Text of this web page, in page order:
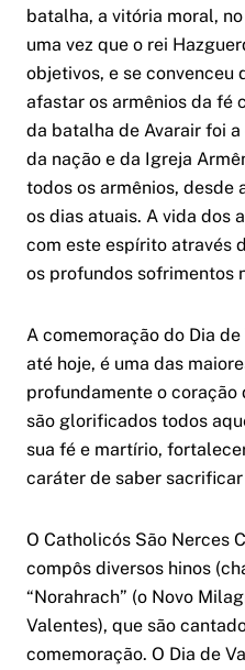
batalha, a vitória moral,
uma vez que o rei
objetivos, e se convenceu
afastar os armênios da fé
da batalha de Avarair foi
da nação e da Igreja
todos os armênios, desde
os dias atuais. A vida dos
com este espírito através
os profundos sofrimentos
A comemoração do Dia
até hoje, é uma das
profundamente o coração
são glorificados todos
sua fé e martírio,
caráter de saber
O Catholicós São Nerces
compôs diversos hinos
“Norahrach” (o Novo
Valentes), que são
comemoração. O Dia de